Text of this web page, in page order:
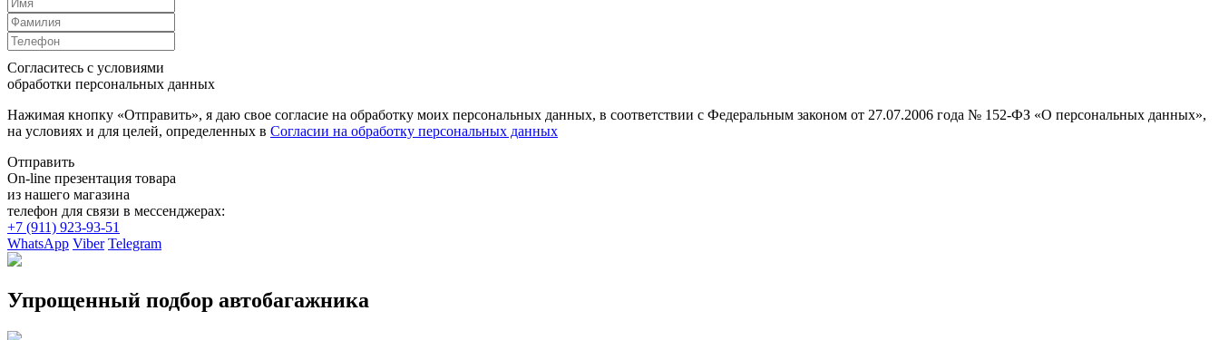
Согласитесь с условиями
обработки персональных данных
Нажимая кнопку «Отправить», я даю свое согласие на обработку моих персональных данных, в соответствии с Федеральным законом от 27.07.2006 года № 152-ФЗ «О персональных данных»,
на условиях и для целей, определенных в Согласии на обработку персональных данных
Отправить
On-line презентация товара
из нашего магазина
телефон для связи в мессенджерах:
+7 (911) 923-93-51
WhatsApp Viber Telegram
Упрощенный подбор автобагажника